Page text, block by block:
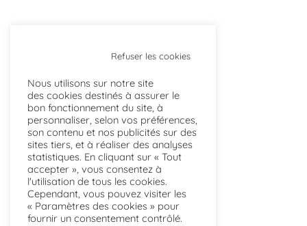
Refuser les cookies
Nous utilisons sur notre site
des cookies destinés à assurer le
bon fonctionnement du site, à
personnaliser, selon vos préférences,
son contenu et nos publicités sur des
sites tiers, et à réaliser des analyses
statistiques. En cliquant sur « Tout
accepter », vous consentez à
l'utilisation de tous les cookies.
Cependant, vous pouvez visiter les
« Paramètres des cookies » pour
fournir un consentement contrôlé.